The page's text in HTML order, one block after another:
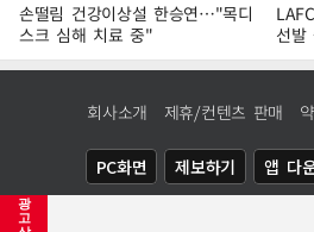
광
고
손떨림 건강이상설 한승연…"목디
스크 심해 치료 중"
선발
회사소개 제휴/컨텐츠 판매
PC화면 제보하기 앱 다